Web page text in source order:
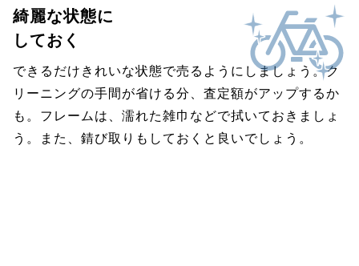
綺麗な状態に
しておく
できるだけきれいな状態で売るようにしましょう。ク
リーニングの手間が省ける分、査定額がアップするか
も。フレームは、濡れた雑巾などで拭いておきましょ
う。また、錆び取りもしておくと良いでしょう。